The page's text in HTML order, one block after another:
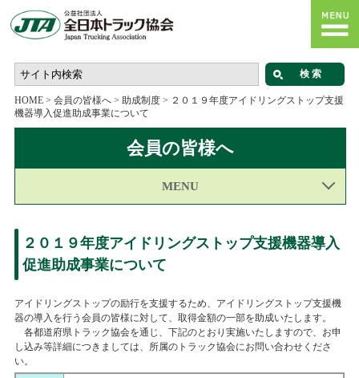
HOME> 会員の皆様へ> 助成制度> ２０１９年度アイドリングストップ支援
機器導入促進助成事業について
会員の皆様へ
MENU
２０１９年度アイドリングストップ支援機器導入
促進助成事業について
アイドリングストップの励行を支援するため、アイドリングストップ支援機
器の導入を行う会員の皆様に対して、取得金額の一部を助成いたします。
各都道府県トラック協会を通じ、下記のとおり実施いたしますので、お申
し込み等詳細につきましては、所属のトラック協会にお問い合わせくださ
い。